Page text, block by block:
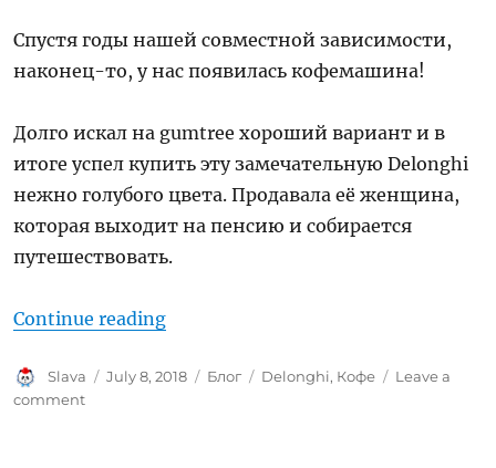
Спустя годы нашей совместной зависимости,
наконец-то, у нас появилась кофемашина!
Долго искал на gumtree хороший вариант и в
итоге успел купить эту замечательную Delonghi
нежно голубого цвета. Продавала её женщина,
которая выходит на пенсию и собирается
путешествовать.
Continue reading“Варить кофе”
Author
Slava
Posted
July 8, 2018 Categories
Блог Tags
Delonghi, Кофе
Leave a
commenton